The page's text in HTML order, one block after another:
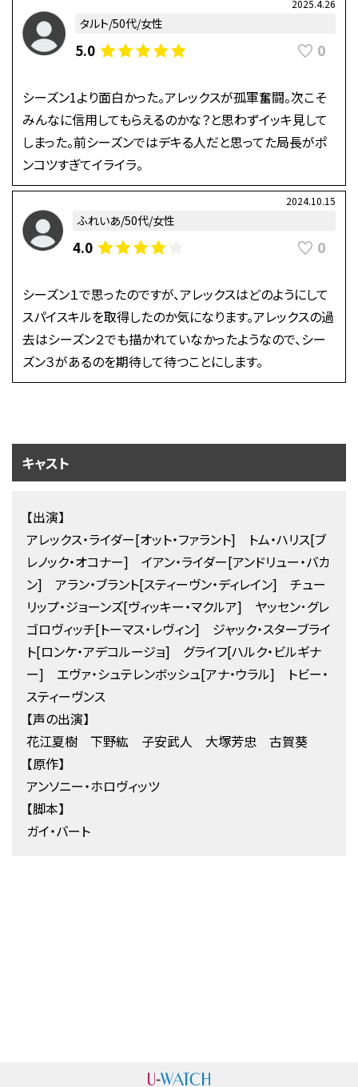
2025.4.26
タルト/50代/女性
5.0 0
シーズン1より面白かった。アレックスが孤軍奮闘。次こそ
みんなに信用してもらえるのかな？と思わずイッキ見して
しまった。前シーズンではデキる人だと思ってた局長がポ
ンコツすぎてイライラ。
2024.10.15
ふれいあ/50代/女性
4.0 0
シーズン１で思ったのですが、アレックスはどのようにして
スパイスキルを取得したのか気になります。アレックスの過
去はシーズン２でも描かれていなかったようなので、シー
ズン３があるのを期待して待つことにします。
キャスト
【出演】
アレックス・ライダー[オット・ファラント] トム・ハリス[ブ
レノック・オコナー] イアン・ライダー[アンドリュー・バカ
ン] アラン・ブラント[スティーヴン・ディレイン] チュー
リップ・ジョーンズ[ヴィッキー・マクルア] ヤッセン･グレ
ゴロヴィッチ[トーマス・レヴィン] ジャック・スターブライ
ト[ロンケ・アデコルージョ] グライフ[ハルク・ビルギナ
ー] エヴァ・シュテレンボッシュ[アナ・ウラル] トビー・
スティーヴンス
【声の出演】
花江夏樹 下野紘 子安武人 大塚芳忠 古賀葵
【原作】
アンソニー・ホロヴィッツ
【脚本】
ガイ・バート